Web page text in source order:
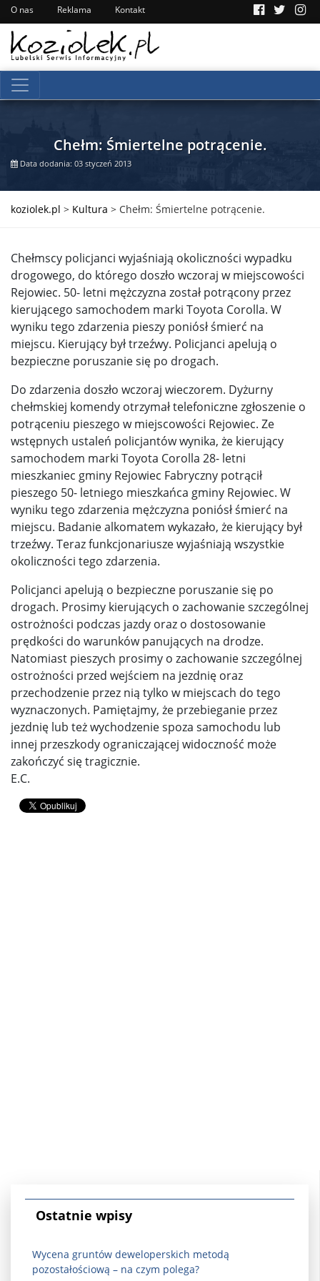
O nas Reklama Kontakt
Chełm: Śmiertelne potrącenie.
Data dodania: 03 styczeń 2013
koziolek.pl > Kultura > Chełm: Śmiertelne potrącenie.
Chełmscy policjanci wyjaśniają okoliczności wypadku
drogowego, do którego doszło wczoraj w miejscowości
Rejowiec. 50- letni mężczyzna został potrącony przez
kierującego samochodem marki Toyota Corolla. W
wyniku tego zdarzenia pieszy poniósł śmierć na
miejscu. Kierujący był trzeźwy. Policjanci apelują o
bezpieczne poruszanie się po drogach.
Do zdarzenia doszło wczoraj wieczorem. Dyżurny
chełmskiej komendy otrzymał telefoniczne zgłoszenie o
potrąceniu pieszego w miejscowości Rejowiec. Ze
wstępnych ustaleń policjantów wynika, że kierujący
samochodem marki Toyota Corolla 28- letni
mieszkaniec gminy Rejowiec Fabryczny potrącił
pieszego 50- letniego mieszkańca gminy Rejowiec. W
wyniku tego zdarzenia mężczyzna poniósł śmierć na
miejscu. Badanie alkomatem wykazało, że kierujący był
trzeźwy. Teraz funkcjonariusze wyjaśniają wszystkie
okoliczności tego zdarzenia.
Policjanci apelują o bezpieczne poruszanie się po
drogach. Prosimy kierujących o zachowanie szczególnej
ostrożności podczas jazdy oraz o dostosowanie
prędkości do warunków panujących na drodze.
Natomiast pieszych prosimy o zachowanie szczególnej
ostrożności przed wejściem na jezdnię oraz
przechodzenie przez nią tylko w miejscach do tego
wyznaczonych. Pamiętajmy, że przebieganie przez
jezdnię lub też wychodzenie spoza samochodu lub
innej przeszkody ograniczającej widoczność może
zakończyć się tragicznie.
E.C.
Ostatnie wpisy
Wycena gruntów deweloperskich metodą
pozostałościową – na czym polega?